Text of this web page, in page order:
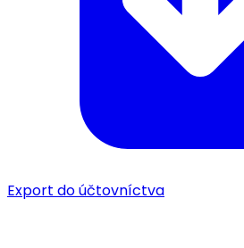
Export do účtovníctva